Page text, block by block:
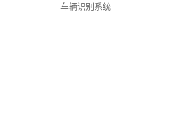
车辆识别系统